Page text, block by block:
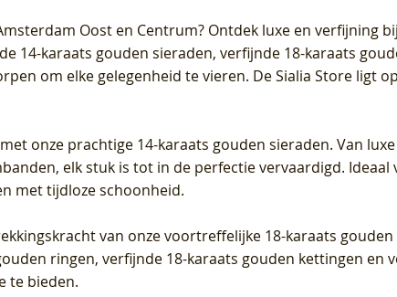
(14k) met Lab
Blush Lab Diamonds Ring LG1028Y -
Geelgoud (14k) met Lab grown
Diamant
LG1042Y –
grown
Blush Lab Diamonds Oorknoppen
LG7027Y - Geelgoud (14k) met Lab
grown Diamant
LG1044Y –
grown
Blush Lab Diamonds Oorknoppen
LG7026Y - Geelgoud (14k) met Lab
grown Diamant
Oost en Centrum? Ontdek luxe en verfijning
14-karaats gouden sieraden, verfijnde 18-karaats
om elke gelegenheid te vieren. De Sialia Store ligt
onze prachtige 14-karaats gouden sieraden. Van
elk stuk is tot in de perfectie vervaardigd. Ideaal
met tijdloze schoonheid.
van onze voortreffelijke 18-karaats
ringen, verfijnde 18-karaats gouden kettingen en
te bieden.